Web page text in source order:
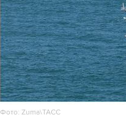
Фото: Zuma\ТАСС